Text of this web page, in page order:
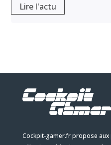
Lire l'actu
Cockpit-gamer.fr propose